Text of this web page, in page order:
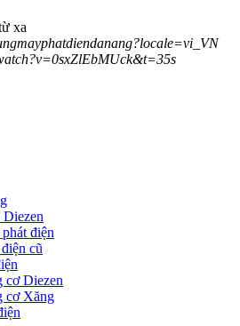
xa
điện
cũ
cơ Diezen
cơ Xăng